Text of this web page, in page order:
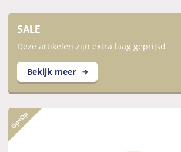
SALE
Deze artikelen zijn extra laag geprijsd
Bekijk meer